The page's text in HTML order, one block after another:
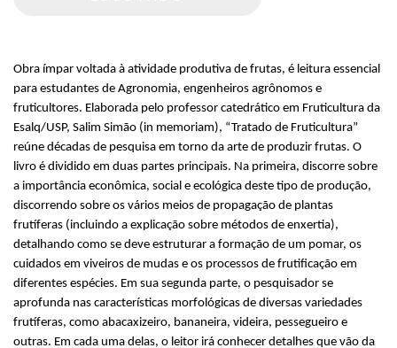
Obra ímpar voltada à atividade produtiva de frutas, é leitura essencial
para estudantes de Agronomia, engenheiros agrônomos e
fruticultores. Elaborada pelo professor catedrático em Fruticultura da
Esalq/USP, Salim Simão (in memoriam), “Tratado de Fruticultura”
reúne décadas de pesquisa em torno da arte de produzir frutas. O
livro é dividido em duas partes principais. Na primeira, discorre sobre
a importância econômica, social e ecológica deste tipo de produção,
discorrendo sobre os vários meios de propagação de plantas
frutíferas (incluindo a explicação sobre métodos de enxertia),
detalhando como se deve estruturar a formação de um pomar, os
cuidados em viveiros de mudas e os processos de frutificação em
diferentes espécies. Em sua segunda parte, o pesquisador se
aprofunda nas características morfológicas de diversas variedades
frutíferas, como abacaxizeiro, bananeira, videira, pessegueiro e
outras. Em cada uma delas, o leitor irá conhecer detalhes que vão da